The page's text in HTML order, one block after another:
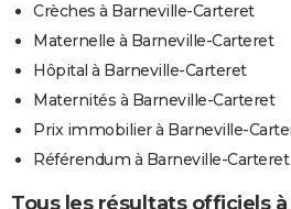
Crèches à Barneville-Carteret
Maternelle à Barneville-Carteret
Hôpital à Barneville-Carteret
Maternités à Barneville-Carteret
Prix immobilier à Barneville-
Référendum à Barneville-Carteret
Tous les résultats officiels